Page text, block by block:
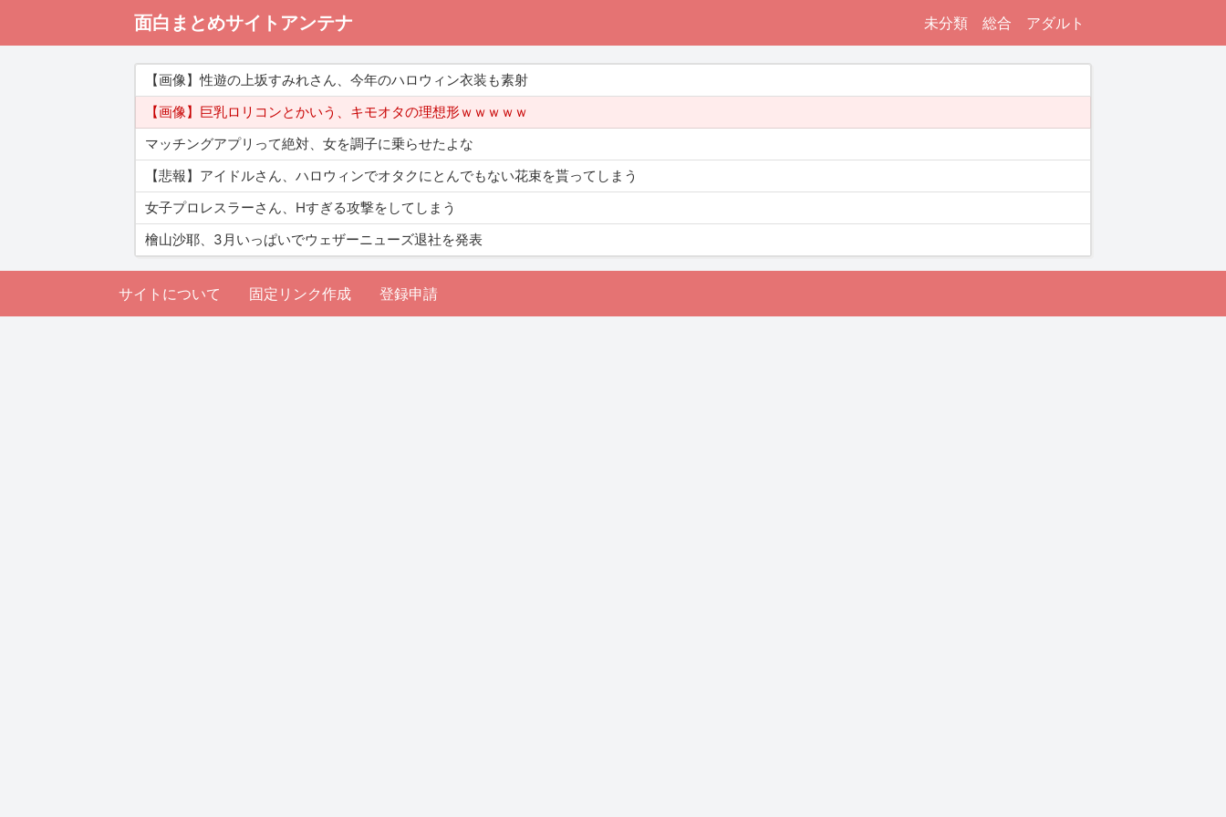
面白まとめサイトアンテナ 未分類 総合 アダルト
【画像】性遊の上坂すみれさん、今年のハロウィン衣装も素射
【画像】巨乳ロリコンとかいう、キモオタの理想形ｗｗｗｗｗ
マッチングアプリって絶対、女を調子に乗らせたよな
【悲報】アイドルさん、ハロウィンでオタクにとんでもない花束を貰ってしまう
女子プロレスラーさん、Hすぎる攻撃をしてしまう
檜山沙耶、3月いっぱいでウェザーニューズ退社を発表
サイトについて 固定リンク作成 登録申請